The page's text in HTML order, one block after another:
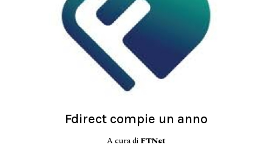
Fdirect compie un anno
A cura di FTNet